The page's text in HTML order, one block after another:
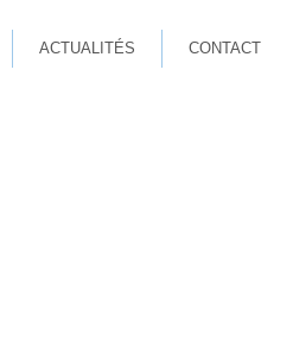
ACTUALITÉS CONTACT